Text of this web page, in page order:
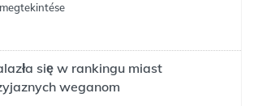
się w rankingu miast
weganom